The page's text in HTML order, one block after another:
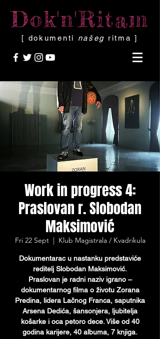
Dok'n'Ritam
[ dokumenti našeg ritma ]
Work in progress 4:
Praslovan r. Slobodan
Maksimović
Fri 22 Sept
  |
Klub Magistrala / Kvadrikula
Dokumentarac u nastanku predstaviće
reditelj Slobodan Maksimović.
Praslovan je radni naziv igrano –
dokumentarnog filma o životu Zorana
Predina, lidera Lačnog Franca, saputnika
Arsena Dedića, šansonjera, ljubitelja
košarke i oca petoro dece. Više od 40
godina karijere, 40 albuma, 7 knjiga.